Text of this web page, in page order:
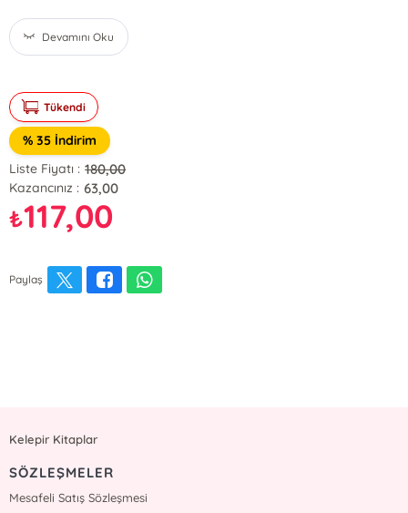
Devamını Oku
Tükendi
% 35 İndirim
Liste Fiyatı : 180,00
Kazancınız : 63,00
₺117,00
Paylaş
Kelepir Kitaplar
SÖZLEŞMELER
Mesafeli Satış Sözleşmesi